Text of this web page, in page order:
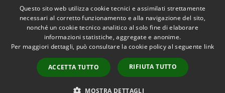
RSS
Accessibilità
Copyright © 2026 • Comune di
Municipium•
Accesso
redazione
Questo sito web utilizza cookie tecnici e assimilati strettamente
necessari al corretto funzionamento e alla navigazione del sito,
nonché un cookie tecnico analitico al solo fine di elaborare
informazioni statistiche, aggregate e anonime.
Per maggiori dettagli, può consultare la cookie policy al seguente link
ACCETTA TUTTO RIFIUTA TUTTO
MOSTRA DETTAGLI